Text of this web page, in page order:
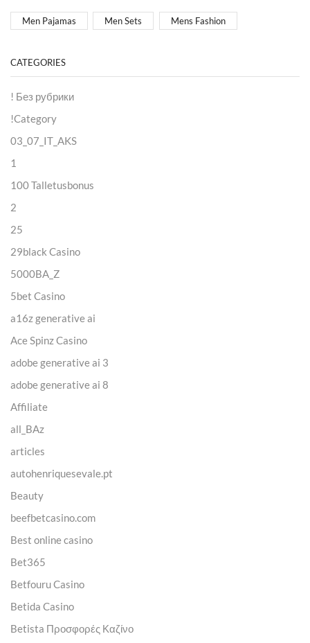
Men Pajamas Men Sets Mens Fashion
CATEGORIES
! Без рубрики
!Category
03_07_IT_AKS
1
100 Talletusbonus
2
25
29black Casino
5000BA_Z
5bet Casino
a16z generative ai
Ace Spinz Casino
adobe generative ai 3
adobe generative ai 8
Affiliate
all_BAz
articles
autohenriquesevale.pt
Beauty
beefbetcasino.com
Best online casino
Bet365
Betfouru Casino
Betida Casino
Betista Προσφορές Καζίνο